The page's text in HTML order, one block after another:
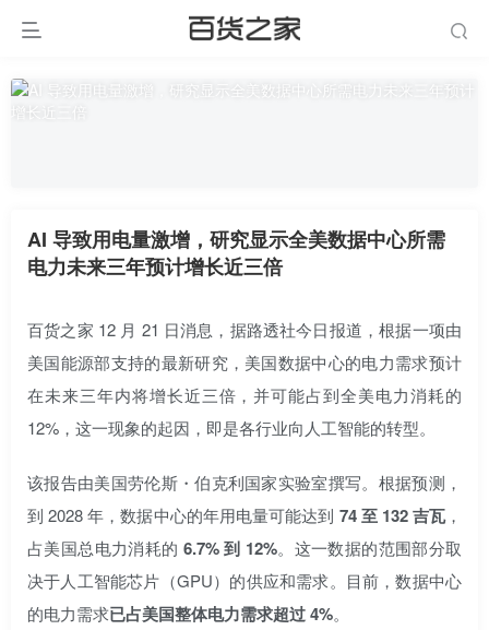
AI 导致用电量激增，研究显示全美数据中心所需
电力未来三年预计增长近三倍
百货之家 12 月 21 日消息，据路透社今日报道，根据一项由
美国能源部支持的最新研究，美国数据中心的电力需求预计
在未来三年内将增长近三倍，并可能占到全美电力消耗的
12%，这一现象的起因，即是各行业向人工智能的转型。
该报告由美国劳伦斯・伯克利国家实验室撰写。根据预测，
到 2028 年，数据中心的年用电量可能达到 74 至 132 吉瓦，
占美国总电力消耗的 6.7% 到 12%。这一数据的范围部分取
决于人工智能芯片（GPU）的供应和需求。目前，数据中心
的电力需求已占美国整体电力需求超过 4%。